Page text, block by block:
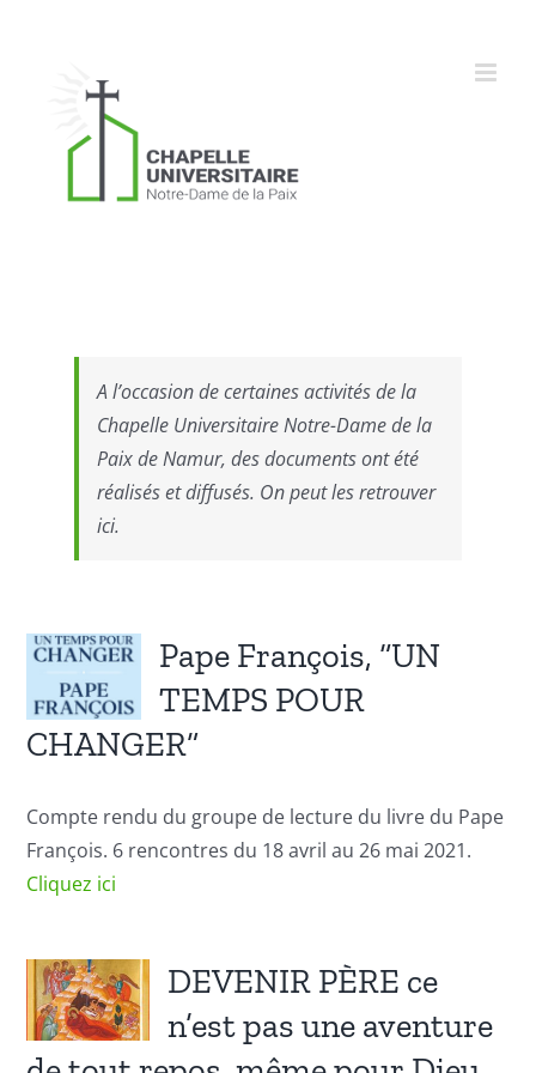
A l’occasion de certaines activités de la
Chapelle Universitaire Notre-Dame de la
Paix de Namur, des documents ont été
réalisés et diffusés. On peut les retrouver
ici.
Pape François, “UN
TEMPS POUR
CHANGER”
Compte rendu du groupe de lecture du livre du Pape
François. 6 rencontres du 18 avril au 26 mai 2021.
Cliquez ici
DEVENIR PÈRE ce
n’est pas une aventure